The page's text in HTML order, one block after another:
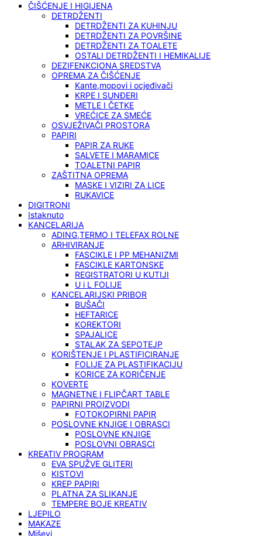
ČIŠĆENJE I HIGIJENA
DETRDŽENTI
DETRDŽENTI ZA KUHINJU
DETRDŽENTI ZA POVRŠINE
DETRDŽENTI ZA TOALETE
OSTALI DETRDŽENTI I HEMIKALIJE
DEZIFENKCIONA SREDSTVA
OPREMA ZA ČIŠĆENJE
Kante,mopovi i ocjeđivači
KRPE I SUNĐERI
METLE I ČETKE
VREĆICE ZA SMEĆE
OSVJEŽIVAČI PROSTORA
PAPIRI
PAPIR ZA RUKE
SALVETE I MARAMICE
TOALETNI PAPIR
ZAŠTITNA OPREMA
MASKE I VIZIRI ZA LICE
RUKAVICE
DIGITRONI
Istaknuto
KANCELARIJA
ADING,TERMO I TELEFAX ROLNE
ARHIVIRANJE
FASCIKLE I PP MEHANIZMI
FASCIKLE KARTONSKE
REGISTRATORI U KUTIJI
U i L FOLIJE
KANCELARIJSKI PRIBOR
BUŠAČI
HEFTARICE
KOREKTORI
SPAJALICE
STALAK ZA SEPOTEJP
KORIŠTENJE I PLASTIFICIRANJE
FOLIJE ZA PLASTIFIKACIJU
KORICE ZA KORIČENJE
KOVERTE
MAGNETNE I FLIPČART TABLE
PAPIRNI PROIZVODI
FOTOKOPIRNI PAPIR
POSLOVNE KNJIGE I OBRASCI
POSLOVNE KNJIGE
POSLOVNI OBRASCI
KREATIV PROGRAM
EVA SPUŽVE GLITERI
KISTOVI
KREP PAPIRI
PLATNA ZA SLIKANJE
TEMPERE BOJE KREATIV
LJEPILO
MAKAZE
Miševi